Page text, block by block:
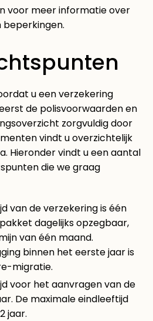
voor meer informatie over
beperkingen.
u een verzekering
de polisvoorwaarden en
zorgvuldig door
vindt u overzichtelijk
Hieronder vindt u een aantal
die we graag
van de verzekering is één
dagelijks opzegbaar,
van één maand.
binnen het eerste jaar is
migratie.
voor het aanvragen van de
De maximale eindleeftijd
jaar.